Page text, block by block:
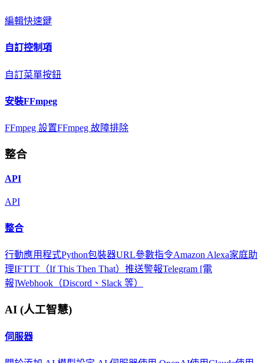
編輯快速鍵
自訂控制項
自訂菜單按鈕
安裝FFmpeg
FFmpeg 設置FFmpeg 故障排除
整合
API
API
整合
行動應用程式Python包裝器URL參數指令Amazon Alexa家庭助
理IFTTT（If This Then That） 推送警報Telegram [電
報]Webhook（Discord、Slack 等）
AI (人工智慧)
伺服器